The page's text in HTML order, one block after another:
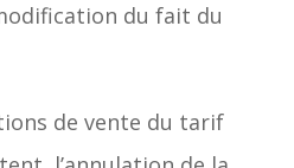
du fait du
de vente du tarif